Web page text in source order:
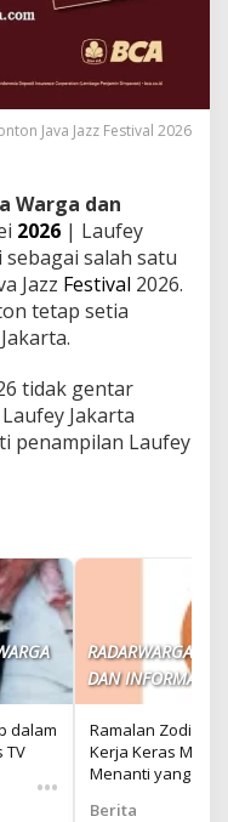
Java Jazz Festival 2026
Warga dan
2026 | Laufey
salah satu
Jazz Festival 2026.
tetap setia
tidak gentar
Jakarta
penampilan Laufey
dalam
TV
•••
RADARWARGA.ID
DAN INFORMASI
Ramalan Zodiak
Kerja Keras Mulai
Menanti yang
Berita